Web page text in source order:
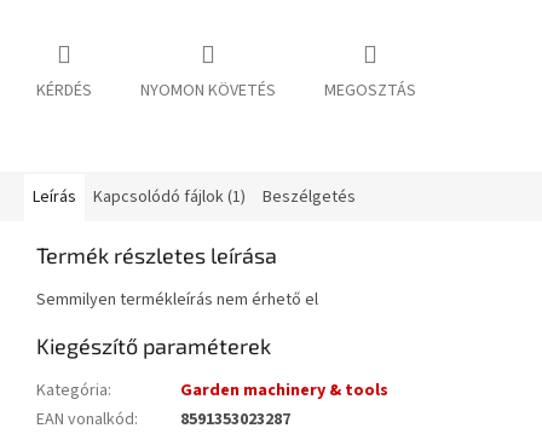
KÉRDÉS NYOMON KÖVETÉS MEGOSZTÁS
Leírás Kapcsolódó fájlok (1) Beszélgetés
Termék részletes leírása
Semmilyen termékleírás nem érhető el
Kiegészítő paraméterek
Kategória:
Garden machinery & tools
EAN vonalkód:
8591353023287